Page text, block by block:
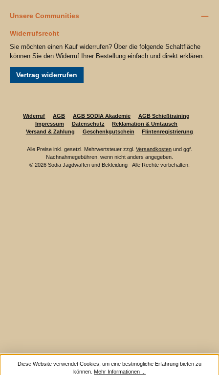
Unsere Communities
Widerrufsrecht
Sie möchten einen Kauf widerrufen? Über die folgende Schaltfläche
können Sie den Widerruf Ihrer Bestellung einfach und direkt erklären.
Vertrag widerrufen
Widerruf AGB AGB SODIA Akademie
AGB Schießtraining
Impressum
Datenschutz
Reklamation & Umtausch
Versand & Zahlung
Geschenkgutschein Flintenregistrierung
Alle Preise inkl. gesetzl. Mehrwertsteuer zzgl. Versandkosten und ggf.
Nachnahmegebühren, wenn nicht anders angegeben.
© 2026 Sodia Jagdwaffen und Bekleidung - Alle Rechte vorbehalten.
Diese Website verwendet Cookies, um eine bestmögliche Erfahrung bieten zu
können. Mehr Informationen ...